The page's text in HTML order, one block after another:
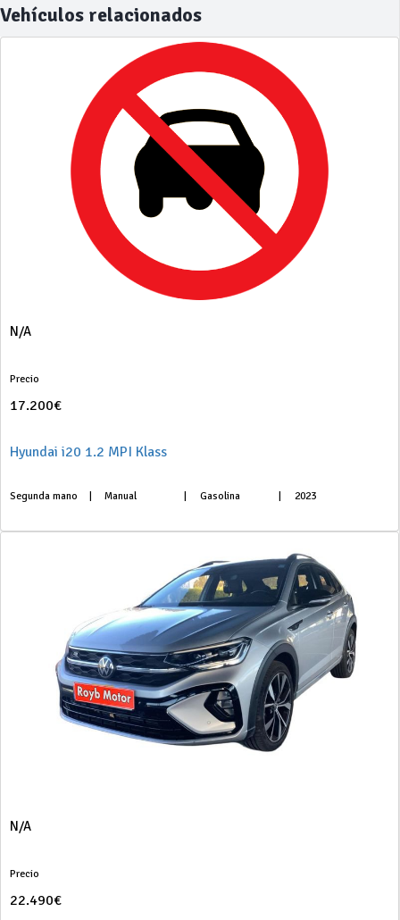
Vehículos relacionados
N/A
Precio
17.200€
Hyundai i20 1.2 MPI Klass
Segunda mano Manual Gasolina 2023
N/A
Precio
22.490€